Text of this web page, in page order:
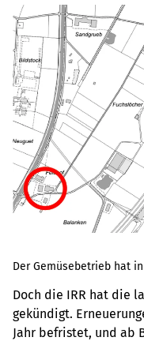
Der Gemüsebetrieb hat
Doch die IRR hat die
gekündigt.
Jahr befristet, und ab